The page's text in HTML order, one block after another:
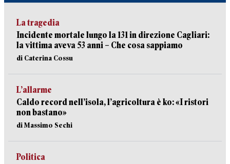
La tragedia
Incidente mortale lungo la 131 in direzione Cagliari:
la vittima aveva 53 anni – Che cosa sappiamo
di Caterina Cossu
L’allarme
Caldo record nell’isola, l’agricoltura è ko: «I ristori
non bastano»
di Massimo Sechi
Politica